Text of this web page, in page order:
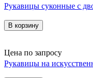
Рукавицы суконные с
В корзину
Цена по запросу
Рукавицы на